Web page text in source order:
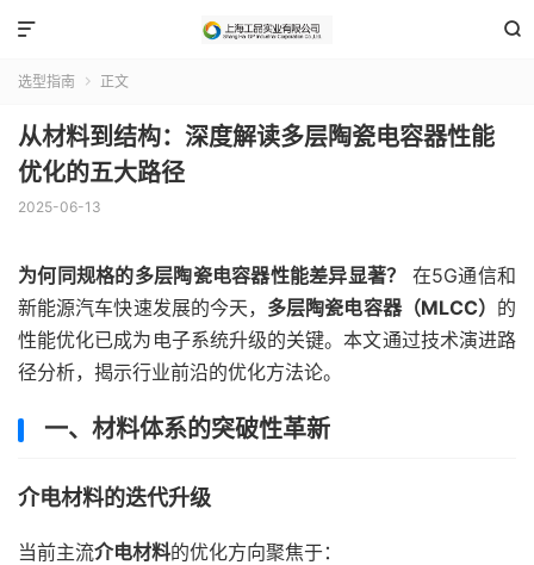


选型指南  正文
从材料到结构：深度解读多层陶瓷电容器性能
优化的五大路径
2025-06-13
为何同规格的多层陶瓷电容器性能差异显著？
在5G通信和
新能源汽车快速发展的今天， 多层陶瓷电容器（MLCC） 的
性能优化已成为电子系统升级的关键。本文通过技术演进路
径分析，揭示行业前沿的优化方法论。
一、材料体系的突破性革新
介电材料的迭代升级
当前主流介电材料的优化方向聚焦于：